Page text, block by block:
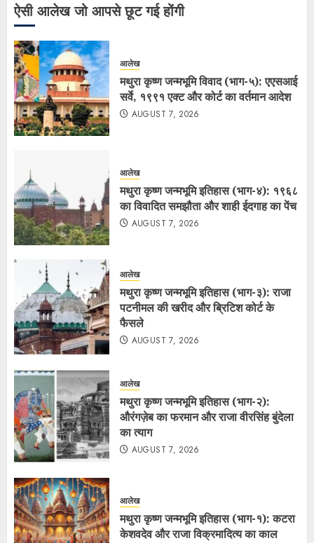
ऐसी आलेख जो आपसे छूट गई होंगी
आलेख
मथुरा कृष्ण जन्मभूमि विवाद (भाग-५): एएसआई
सर्वे, १९९१ एक्ट और कोर्ट का वर्तमान आदेश
AUGUST 7, 2026
आलेख
मथुरा कृष्ण जन्मभूमि इतिहास (भाग-४): १९६८
का विवादित समझौता और शाही ईदगाह का पेंच
AUGUST 7, 2026
आलेख
मथुरा कृष्ण जन्मभूमि इतिहास (भाग-३): राजा
पटनीमल की खरीद और ब्रिटिश कोर्ट के
फैसले
AUGUST 7, 2026
आलेख
मथुरा कृष्ण जन्मभूमि इतिहास (भाग-२):
औरंगज़ेब का फरमान और राजा वीरसिंह बुंदेला
का त्याग
AUGUST 7, 2026
आलेख
मथुरा कृष्ण जन्मभूमि इतिहास (भाग-१): कटरा
केशवदेव और राजा विक्रमादित्य का काल